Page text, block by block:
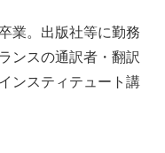
業。出版社等に勤務
ンスの通訳者・翻訳
ンスティテュート講